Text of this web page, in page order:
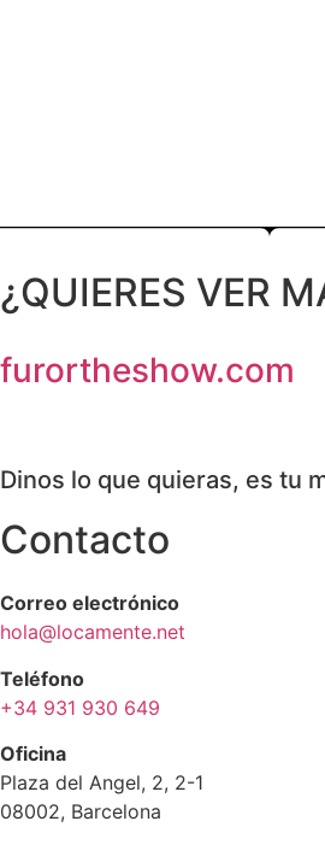
¿QUIERES VER
furortheshow.com
Dinos lo que quieras, es tu
Contacto
Correo electrónico
hola@locamente.net
Teléfono
+34 931 930 649
Oficina
Plaza del Angel, 2, 2-1
08002, Barcelona